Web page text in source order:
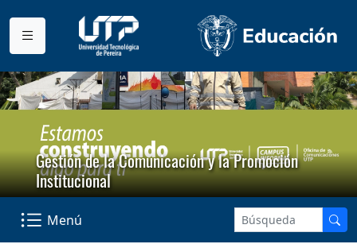
Gestión de la Comunicación y la Promoción
Institucional
Menú